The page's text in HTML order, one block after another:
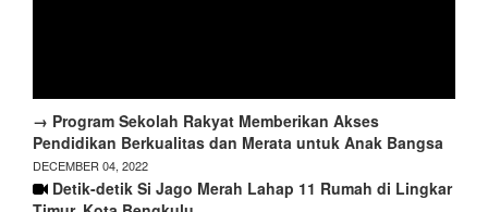
→ Program Sekolah Rakyat Memberikan Akses
Pendidikan Berkualitas dan Merata untuk Anak Bangsa
DECEMBER 04, 2022
Detik-detik Si Jago Merah Lahap 11 Rumah di Lingkar